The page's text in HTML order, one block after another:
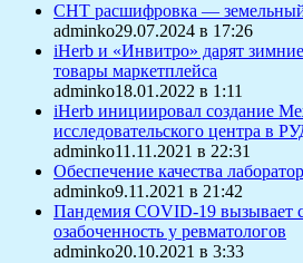
СНТ расшифровка — земельный
adminko29.07.2024 в 17:26
iHerb и «Инвитро» дарят
товары маркетплейса
adminko18.01.2022 в 1:11
iHerb инициировал создание
исследовательского центра в
adminko11.11.2021 в 22:31
Обеспечение качества
adminko9.11.2021 в 21:42
Пандемия COVID-19 вызывает
озабоченность у ревматологов
adminko20.10.2021 в 3:33